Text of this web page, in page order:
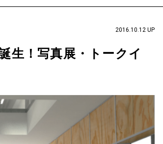
#AH.H #ととけん #FASHION #MUSIC
2016.10.12 UP
生！写真展・トークイ